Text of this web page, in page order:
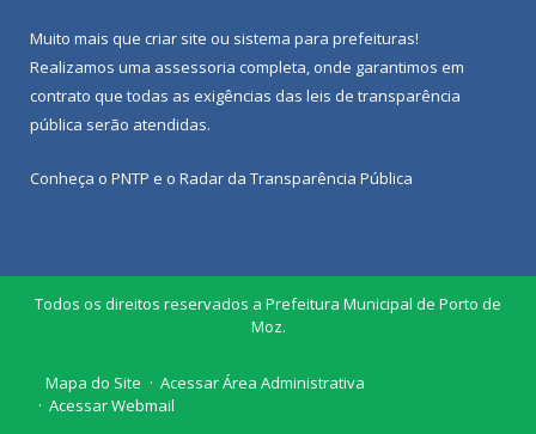
Muito mais que criar site ou sistema para prefeituras!
Realizamos uma assessoria completa, onde garantimos em
contrato que todas as exigências das leis de transparência
pública serão atendidas.
Conheça o PNTP e o Radar da Transparência Pública
Todos os direitos reservados a Prefeitura Municipal de Porto de
Moz.
Mapa do Site
Acessar Área Administrativa
Acessar Webmail